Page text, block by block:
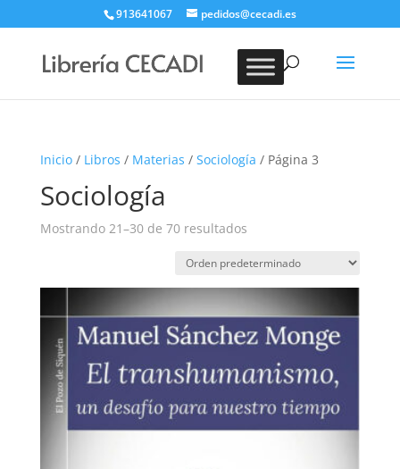
913641067 pedidos@cecadi.es
BUSCAR
Inicio/ Libros / Materias / Sociología / Página 3
Sociología
Mostrando 21–30 de 70 resultados